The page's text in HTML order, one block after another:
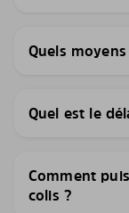
Quels
Quel est le
Comment
colis ?